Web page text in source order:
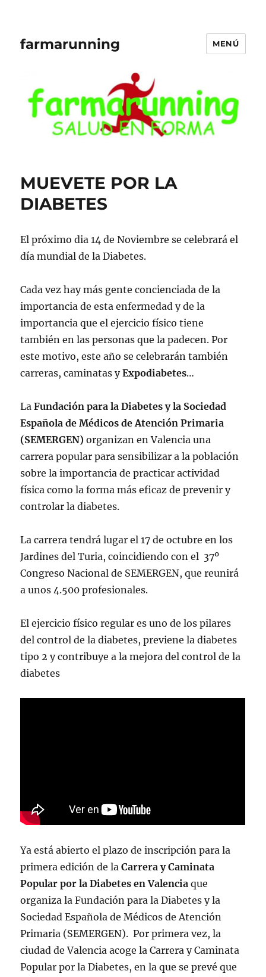
farmarunning MENÚ
MUEVETE POR LA
DIABETES
El próximo dia 14 de Noviembre se celebrará el
día mundial de la Diabetes.
Cada vez hay más gente concienciada de la
importancia de esta enfermedad y de la
importancia que el ejercicio físico tiene
también en las personas que la padecen. Por
este motivo, este año se celebrarán también
carreras, caminatas yExpodiabetes…
La Fundación para la Diabetes y la Sociedad
Española de Médicos de Atención Primaria
(SEMERGEN) organizan en Valencia una
carrera popular para sensibilizar a la población
sobre la importancia de practicar actividad
física como la forma más eficaz de prevenir y
controlar la diabetes.
La carrera tendrá lugar el 17 de octubre en los
Jardines del Turia, coincidiendo con el 37º
Congreso Nacional de SEMERGEN, que reunirá
a unos 4.500 profesionales.
El ejercicio físico regular es uno de los pilares
del control de la diabetes, previene la diabetes
tipo 2 y contribuye a la mejora del control de la
diabetes
Ya está abierto el plazo de inscripción para la
primera edición de laCarrera y Caminata
Popular por la Diabetes en Valencia que
organiza la Fundación para la Diabetes y la
Sociedad Española de Médicos de Atención
Primaria (SEMERGEN). Por primera vez, la
ciudad de Valencia acoge la Carrera y Caminata
Popular por la Diabetes, en la que se prevé que